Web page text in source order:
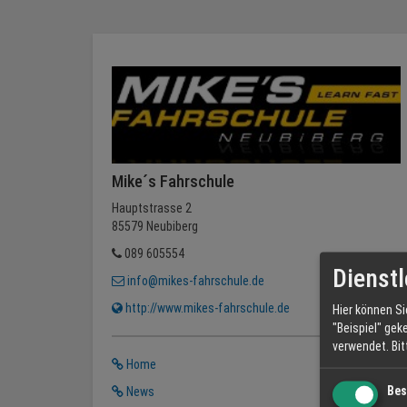
Mike´s Fahrschule
Hauptstrasse 2
85579 Neubiberg
089 605554
info@mikes-fahrschule.de
http://www.mikes-fahrschule.de
Home
News
Hier können
"Beispiel"
verwendet.